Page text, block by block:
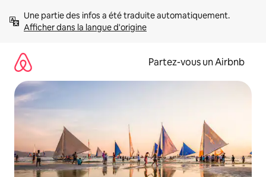
directement
Afficher dans la langue d'origine
Partez-vous un Airbnb